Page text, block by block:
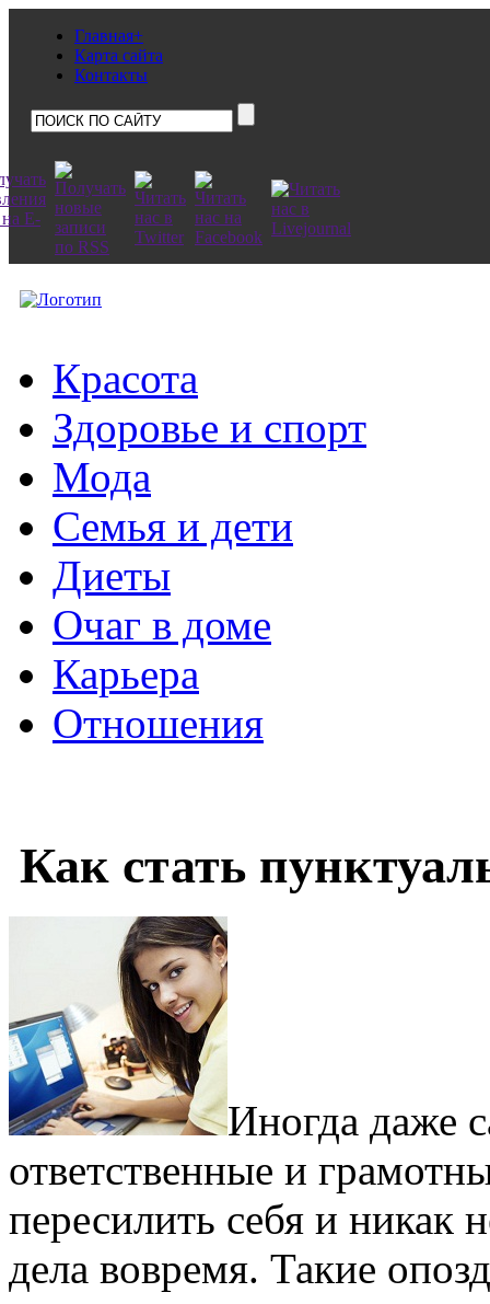
Главная+
Карта сайта
Контакты
Красота
Здоровье и спорт
Мода
Семья и дети
Диеты
Очаг в доме
Карьера
Отношения
Как стать
Иногда даже
ответственные и
пересилить себя и никак
дела вовремя. Такие